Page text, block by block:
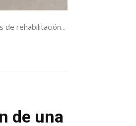
rehabilitación...
de una